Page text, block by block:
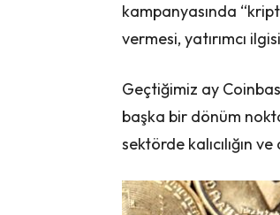
kampanyasında
vermesi, yatırımcı
Geçtiğimiz ay
başka bir dönüm
sektörde kalıcılığın